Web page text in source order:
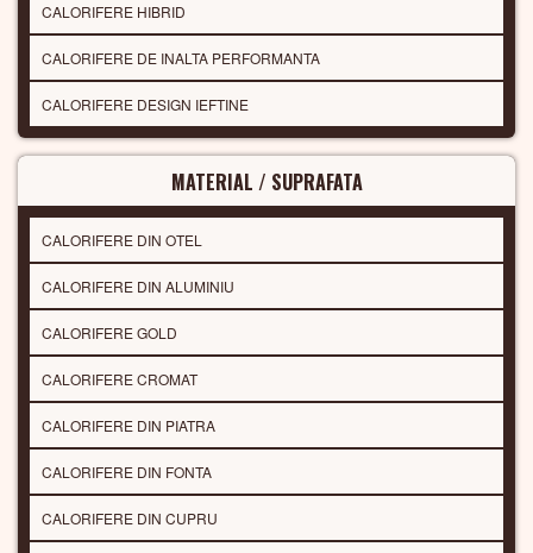
CALORIFERE HIBRID
CALORIFERE DE INALTA PERFORMANTA
CALORIFERE DESIGN IEFTINE
MATERIAL / SUPRAFATA
CALORIFERE DIN OTEL
CALORIFERE DIN ALUMINIU
CALORIFERE GOLD
CALORIFERE CROMAT
CALORIFERE DIN PIATRA
CALORIFERE DIN FONTA
CALORIFERE DIN CUPRU